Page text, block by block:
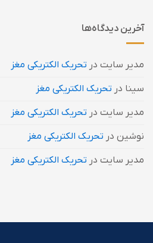
آخرین دیدگاه‌ها
مدیر سایت در تحریک الکتریکی مغز
سینا در تحریک الکتریکی مغز
مدیر سایت در تحریک الکتریکی مغز
نوشین در تحریک الکتریکی مغز
مدیر سایت در تحریک الکتریکی مغز